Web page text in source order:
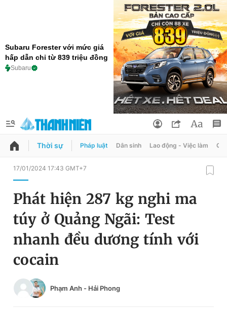
Subaru Forester với mức giá
hấp dẫn chỉ từ 839 triệu đồng
Subaru
QUẢNG CÁO
Chuyên mục
Chuyên mục khác
Chào ngày mới
Tin thị trường Tin 360
Đổi mật khẩu
Tin đã lưu
Đăng xuất
Thời sự Pháp luật Dân sinh Lao động - Việc làm
17/01/2024 17:43 GMT+7
Phát hiện 287 kg nghi ma
túy ở Quảng Ngãi: Test
nhanh đều dương tính với
cocain
Phạm Anh - Hải Phong